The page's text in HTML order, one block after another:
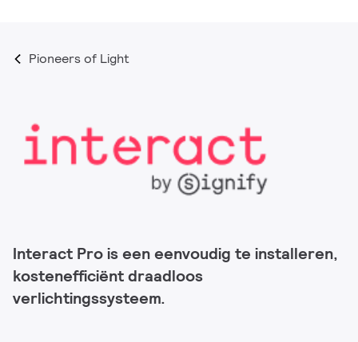
Pioneers of Light
Interact Pro is een eenvoudig te installeren,
kostenefficiënt draadloos
verlichtingssysteem.